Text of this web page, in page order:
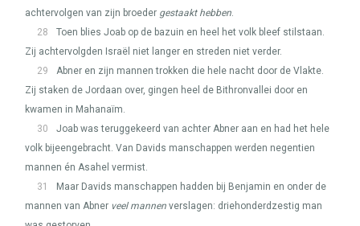
achtervolgen van zijn broeder gestaakt hebben.
28
Toen blies Joab op de bazuin en heel het volk bleef stilstaan.
Zij achtervolgden Israël niet langer en streden niet verder.
29
Abner en zijn mannen trokken die hele nacht door de Vlakte.
Zij staken de Jordaan over, gingen heel de Bithronvallei door en
kwamen in Mahanaïm.
30
Joab was teruggekeerd van achter Abner aan en had het hele
volk bijeengebracht. Van Davids manschappen werden negentien
mannen én Asahel vermist.
31
Maar Davids manschappen hadden bij Benjamin en onder de
mannen van Abner veel mannen verslagen: driehonderdzestig man